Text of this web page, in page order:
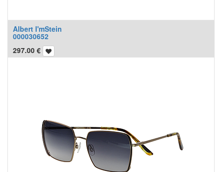
Albert I'mStein
000030652
297.00 €